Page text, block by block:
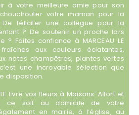
à votre meilleure amie pour son
votre maman pour la
féliciter une collègue pour la
? De soutenir un proche lors
? Faites confiance à MARCEAU LE
fraîches aux couleurs éclatantes,
notes champêtres, plantes vertes
une incroyable sélection que
disposition.
livre vos fleurs à Maisons-Alfort et
ce soit au domicile de votre
en mairie, à l’église, au